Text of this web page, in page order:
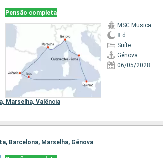
Pensão completa
MSC Musica
8 d
Suíte
Génova
06/05/2028
Marselha, Valência
Barcelona, Marselha, Génova